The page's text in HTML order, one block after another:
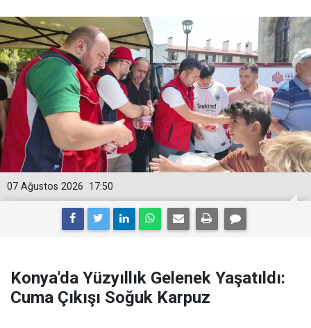
17:50
07 Ağustos 2026
Konya'da Yüzyıllık Gelenek Yaşatıldı:
Cuma Çıkışı Soğuk Karpuz